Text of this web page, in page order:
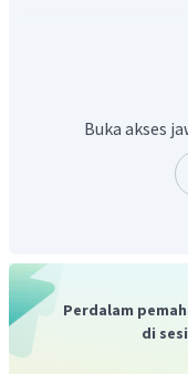
cenderung
ditabung dan
jabatan berarti
yang lebih tinggi,
meningkat. Jadi,
Jadi, jawaban yang
Buka akses
Perdalam
di